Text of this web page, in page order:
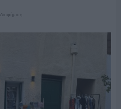
Διαφήμιση